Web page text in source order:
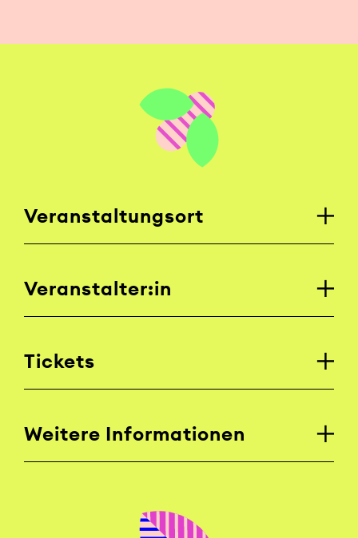
Veranstaltungsort
Veranstalter:in
Tickets
Weitere Informationen